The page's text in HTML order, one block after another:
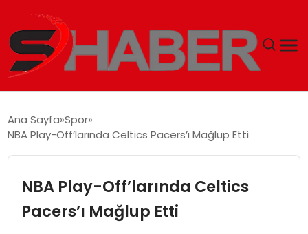
MAGAZIN
TEKNOLOJI
SPOR
Ana Sayfa Spor
NBA Play-Off’larında Celtics Pacers’ı Mağlup Etti
NBA Play-Off’larında Celtics
Pacers’ı Mağlup Etti